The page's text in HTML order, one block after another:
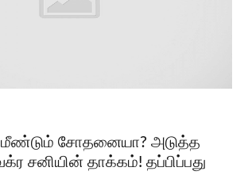
மீண்டும் சோதனையா? அடுத்த
சனியின் தாக்கம்! தப்பிப்பது